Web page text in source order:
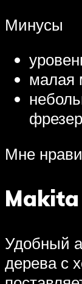
Минусы
малая
Мне
Удобный
дерева с